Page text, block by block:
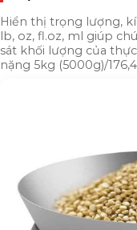
Hiển thị trọng lượng,
lb, oz, fl.oz, ml giúp
sát khối lượng của
nặng 5kg (5000g)/